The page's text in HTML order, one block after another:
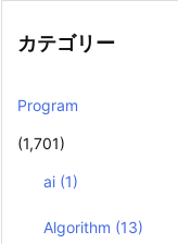
カテゴリー
Program
(1,701)
ai (1)
Algorithm (13)